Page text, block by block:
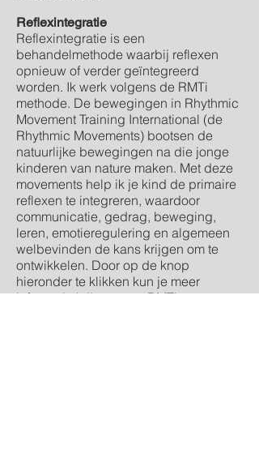
Reflexintegratie
Reflexintegratie is een
behandelmethode waarbij reflexen
opnieuw of verder geïntegreerd
worden. Ik werk volgens de RMTi
methode. De bewegingen in Rhythmic
Movement Training International (de
Rhythmic Movements) bootsen de
natuurlijke bewegingen na die jonge
kinderen van nature maken. Met deze
movements help ik je kind de primaire
reflexen te integreren, waardoor
communicatie, gedrag, beweging,
leren, emotieregulering en algemeen
welbevinden de kans krijgen om te
ontwikkelen. Door op de knop
hieronder te klikken kun je meer
informatie krijgen over RMTi.